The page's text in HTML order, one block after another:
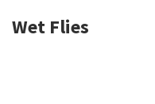
Wet Flies